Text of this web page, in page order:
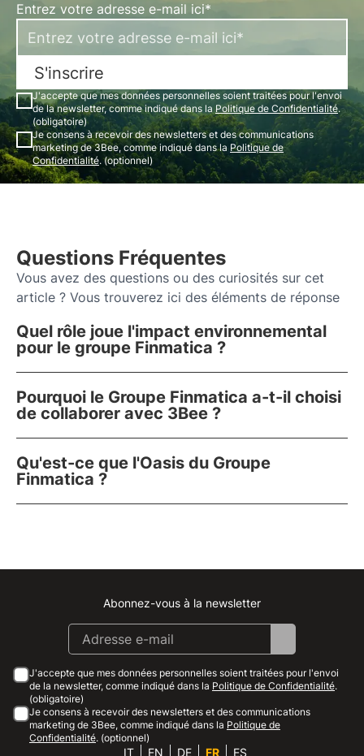
Entrez votre adresse e-mail ici*
S'inscrire
J'accepte que mes données personnelles soient traitées pour l'envoi
de la newsletter, comme indiqué dans la Politique de Confidentialité.
(obligatoire)
Je consens à recevoir des newsletters et des communications
marketing de 3Bee, comme indiqué dans la Politique de
Confidentialité. (optionnel)
Questions Fréquentes
Vous avez des questions ou des curiosités sur cet
article ? Vous trouverez ici des éléments de réponse
Quel rôle joue l'impact environnemental
pour le groupe Finmatica ?
Pourquoi le Groupe Finmatica a-t-il choisi
de collaborer avec 3Bee ?
Qu'est-ce que l'Oasis du Groupe
Finmatica ?
Instagram
Facebook
Linkedin
Youtube
Abonnez-vous à la newsletter
J'accepte que mes données personnelles soient traitées pour l'envoi
de la newsletter, comme indiqué dans la Politique de Confidentialité.
(obligatoire)
Je consens à recevoir des newsletters et des communications
marketing de 3Bee, comme indiqué dans la Politique de
Confidentialité. (optionnel)
IT EN DE FR ES